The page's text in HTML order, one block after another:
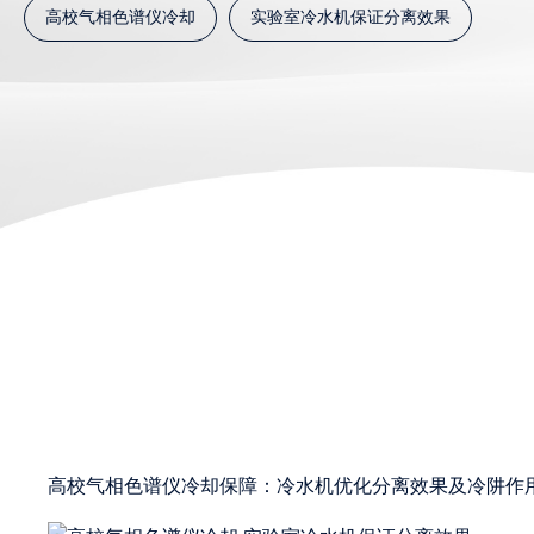
高校气相色谱仪冷却 实验室冷水机保证分离效果
高校气相色谱仪冷却保障：冷水机优化分离效果及冷阱作